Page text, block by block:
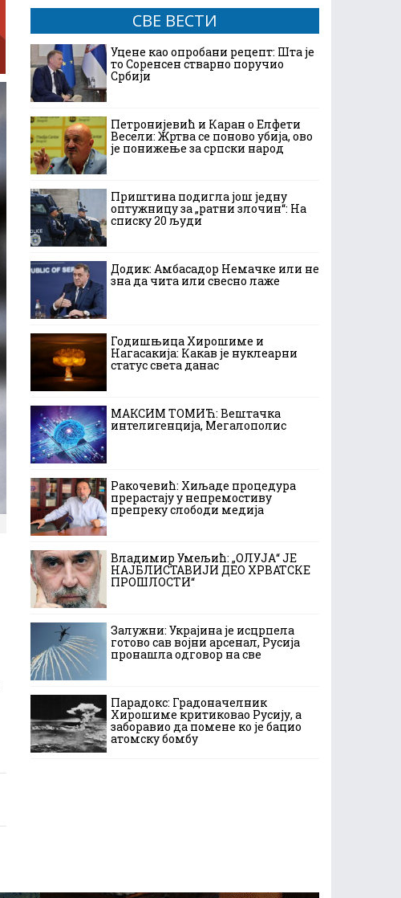
СВЕ ВЕСТИ
Уцене као опробани рецепт: Шта је
то Соренсен стварно поручио
Србији
Петронијевић и Каран о Елфети
Весели: Жртва се поново убија, ово
је понижење за српски народ
Приштина подигла још једну
оптужницу за „ратни злочин“: На
списку 20 људи
Додик: Амбасадор Немачке или не
зна да чита или свесно лаже
Годишњица Хирошиме и
Нагасакија: Какав је нуклеарни
статус света данас
МАКСИМ ТОМИЋ: Вештачка
интелигенција, Мегалополис
Ракочевић: Хиљаде процедура
прерастају у непремостиву
препреку слободи медија
Владимир Умељић: „ОЛУЈА“ ЈЕ
НАЈБЛИСТАВИЈИ ДЕО ХРВАТСКЕ
ПРОШЛОСТИ“
Залужни: Украјина је исцрпела
готово сав војни арсенал, Русија
пронашла одговор на све
Парадокс: Градоначелник
Хирошиме критиковао Русију, а
заборавио да помене ко је бацио
атомску бомбу